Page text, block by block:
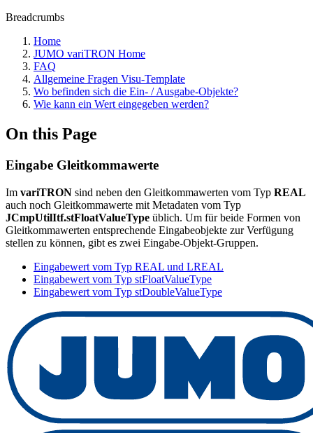
Breadcrumbs
Home
JUMO variTRON Home
FAQ
Allgemeine Fragen Visu-Template
Wo befinden sich die Ein- / Ausgabe-Objekte?
Wie kann ein Wert eingegeben werden?
On this Page
Eingabe Gleitkommawerte
Im variTRON sind neben den Gleitkommawerten vom Typ REAL
auch noch Gleitkommawerte mit Metadaten vom Typ
JCmpUtilItf.stFloatValueType üblich. Um für beide Formen von
Gleitkommawerten entsprechende Eingabeobjekte zur Verfügung
stellen zu können, gibt es zwei Eingabe-Objekt-Gruppen.
Eingabewert vom Typ REAL und LREAL
Eingabewert vom Typ stFloatValueType
Eingabewert vom Typ stDoubleValueType